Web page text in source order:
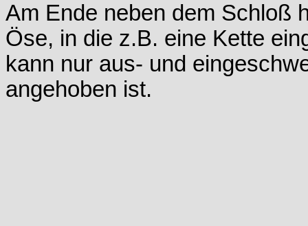
Am Ende neben dem Schloß
Öse, in die z.B. eine Kette
kann nur aus- und
angehoben ist.